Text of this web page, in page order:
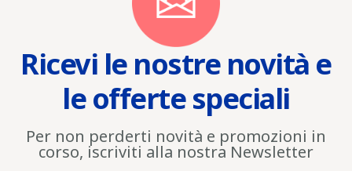
Ricevi le nostre novità e
le offerte speciali
Per non perderti novità e promozioni in
corso, iscriviti alla nostra Newsletter